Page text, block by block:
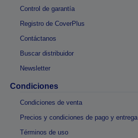
Control de garantía
Registro de CoverPlus
Contáctanos
Buscar distribuidor
Newsletter
Condiciones
Condiciones de venta
Precios y condiciones de pago y entrega
Términos de uso